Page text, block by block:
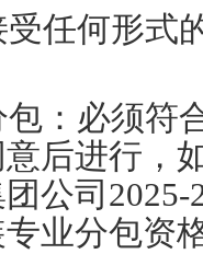
任何形式
：必须符
后进行，
公司 2025-
业分包资